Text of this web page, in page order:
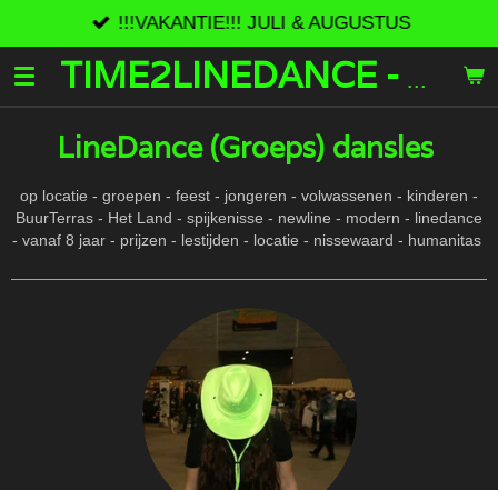
direct
naar
de
hoofdinhoud
TIME2LINEDANCE - T2LD
!!!VAKANTIE!!! JULI & AUGUSTUS
LineDance (Groeps) dansles
op locatie - groepen - feest - jongeren - volwassenen - kinderen -
BuurTerras - Het Land - spijkenisse - newline - modern - linedance
- vanaf 8 jaar - prijzen - lestijden - locatie - nissewaard - humanitas